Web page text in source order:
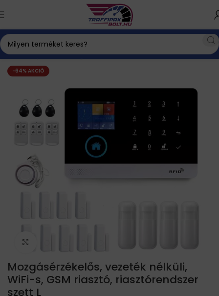
Kezdőlap Biztonságtechnika
-64% AKCIÓ
Mozgásérzékelős, vezeték nélküli,
WiFi-s, GSM riasztó, riasztórendszer
szett L